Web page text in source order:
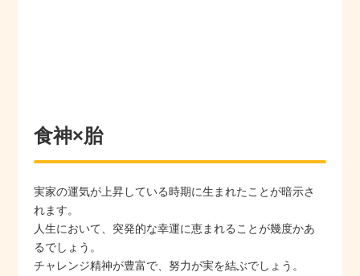
食神×胎
実家の運気が上昇している時期に生まれたことが暗示さ
れます。
人生において、突発的な幸運に恵まれることが幾度かあ
るでしょう。
チャレンジ精神が豊富で、努力が実を結ぶでしょう。